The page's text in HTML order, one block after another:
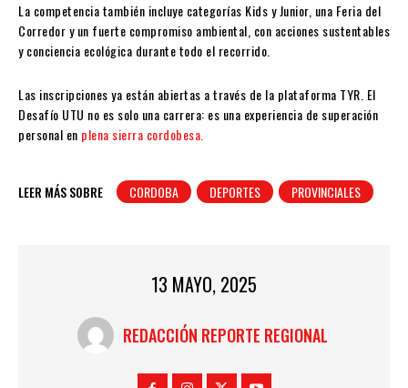
La competencia también incluye categorías Kids y Junior, una Feria del
Corredor y un fuerte compromiso ambiental, con acciones sustentables
y conciencia ecológica durante todo el recorrido.
Las inscripciones ya están abiertas a través de la plataforma TYR. El
Desafío UTU no es solo una carrera: es una experiencia de superación
personal en plena sierra cordobesa.
LEER MÁS SOBRE CORDOBA DEPORTES PROVINCIALES
13 MAYO, 2025
REDACCIÓN REPORTE REGIONAL